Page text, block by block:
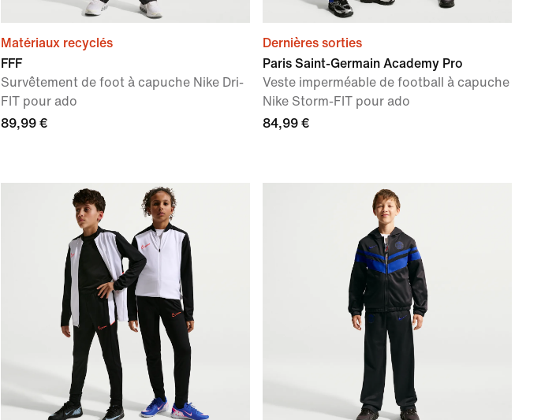
Matériaux recyclés
FFF
Survêtement de foot à capuche Nike Dri-
FIT pour ado
89,99 €
Dernières sorties
Paris Saint-Germain Academy Pro
Veste imperméable de football à capuche
Nike Storm-FIT pour ado
84,99 €